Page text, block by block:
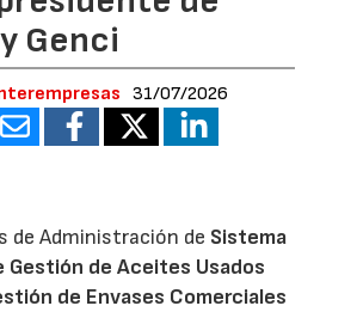
Genci
31/07/2026
de Administración de Sistema
Gestión de Aceites Usados
de Envases Comerciales